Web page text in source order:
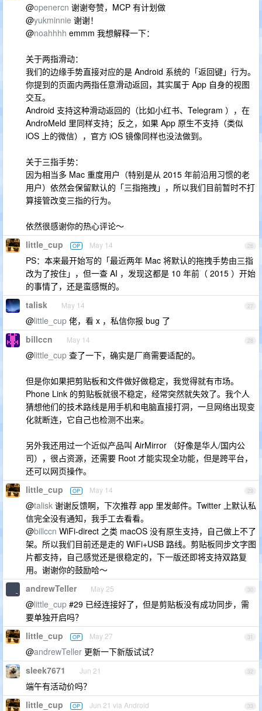
@openercn 谢谢夸赞，MCP 有计划做
@yukminnie 谢谢！
@noahhhh emmm 我想解释一下：
关于两指滑动：
我们的边缘手势直接对应的是 Android 系统的「返回键」行为。
你提到的页面内两指任意滑动返回，其实属于 App 自身的视图
交互。
Android 支持这种滑动返回的（比如小红书、Telegram ），在
AndroMeld 里同样支持；反之，如果 App 原生不支持（类似
iOS 上的微信），官方 iOS 镜像同样也没法做到。
关于三指手势：
因为相当多 Mac 重度用户（特别是从 2015 年前沿用习惯的老
用户）依然会保留默认的「三指拖拽」，所以我们目前暂时不打
算接管改变三指的行为。
依然很感谢你的热心评论～
26
little_cup OP May 14
PS：本来最开始写的「最近两年 Mac 将默认的拖拽手势由三指
改为了按住」，但一查 AI ，发现这都是 10 年前（ 2015 ）开始
的事情了，还是蛮感慨的。
27
talisk May 14
@little_cup 佬，看 x ，私信你报 bug 了
28
billccn May 14
@little_cup 查了一下，确实是厂商需要适配的。
但是你如果把剪贴板和文件做好做稳定，我觉得就有市场。
Phone Link 的剪贴板就很不稳定，经常突然就失效了。我个人
猜想他们的技术路线是用手机和电脑直接打洞，一旦网络出现变
化就断连，它自己也检测不出来。
另外我还用过一个近似产品叫 AirMirror （好像是华人/国内公
司），很占资源，还需要 Root 才能实现全功能，但是跨平台，
还可以网页操作。
29
little_cup OP May 14
@talisk 谢谢反馈啊，下次推荐 app 里发邮件。Twitter 上默认私
信完全没有通知，我手工去看看。
@billccn WiFi-direct 之类 macOS 没有原生支持，自己做上不了
架。所以我们目前还是走的 WiFi+USB 路线。剪贴板同步文字图
片都支持，自己感觉还是很稳定的，下一版还即将支持双路复
用。谢谢你的鼓励哈～
30
andrewTeller May 25
@little_cup #29 已经连接好了，但是剪贴板没有成功同步，需
要单独开启吗？
31
little_cup OP May 27
@andrewTeller 更新一下新版试试？
32
sleek7671 Jun 21
端午有活动价吗？
33
little_cup OP Jun 21 via Android